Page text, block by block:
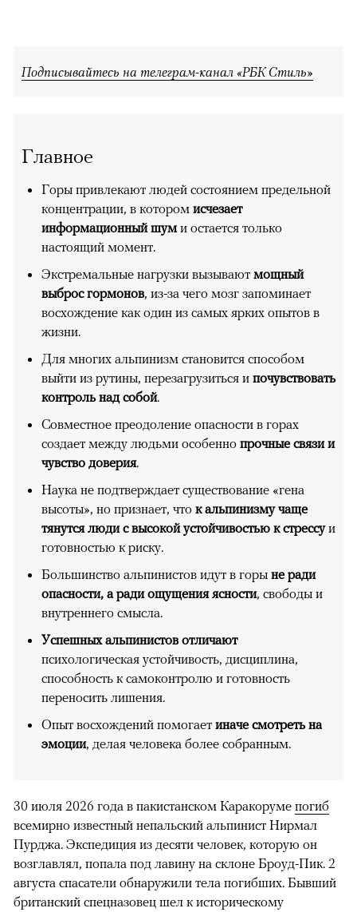
Подписывайтесь на телеграм-канал «РБК Стиль»
Главное
Горы привлекают людей состоянием предельной
концентрации, в котором исчезает
информационный шуми остается только
настоящий момент.
Экстремальные нагрузки вызывают мощный
выброс гормонов, из-за чего мозг запоминает
восхождение как один из самых ярких опытов в
жизни.
Для многих альпинизм становится способом
выйти из рутины, перезагрузиться и почувствовать
контроль над собой.
Совместное преодоление опасности в горах
создает между людьми особенно прочные связи и
чувство доверия.
Наука не подтверждает существование «гена
высоты», но признает, что к альпинизму чаще
тянутся люди с высокой устойчивостью к стрессуи
готовностью к риску.
Большинство альпинистов идут в горы не ради
опасности, а ради ощущения ясности, свободы и
внутреннего смысла.
Успешных альпинистов отличают
психологическая устойчивость, дисциплина,
способность к самоконтролю и готовность
переносить лишения.
Опыт восхождений помогает иначе смотреть на
эмоции, делая человека более собранным.
30 июля 2026 года в пакистанском Каракоруме погиб
всемирно известный непальский альпинист Нирмал
Пурджа. Экспедиция из десяти человек, которую он
возглавлял, попала под лавину на склоне Броуд-Пик. 2
августа спасатели обнаружили тела погибших. Бывший
британский спецназовец шел к историческому